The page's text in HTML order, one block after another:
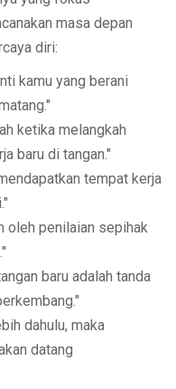
masa depan
diri:
kamu yang berani
ketika melangkah
baru di tangan."
tempat kerja
oleh penilaian sepihak
baru adalah tanda
dahulu, maka
datang